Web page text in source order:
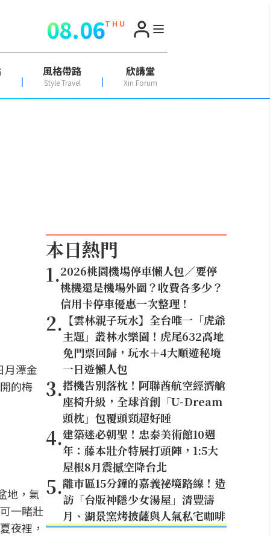
08.06T H U
風格帶路
Style Travel
欣講堂
Xin Forum
月潭金
的梅
地，氣
一睹壯
夜裡，
本日熱門
1.2026桃園機場停車懶人包／要停
桃機還是機場外圍？收費各多少？
信用卡停車優惠一次整理！
2. 【雲林親子玩水】全台唯一「虎爺
主題」叢林水樂園！虎尾632高地
免門票回歸，玩水＋4大順遊秘境
一日遊懶人包
3.搭機告別落枕！阿聯酋航空經濟艙
座椅升級，全球首創「U-Dream
頭枕」包覆頭頸超好睡
4.建築迷必朝聖！忠泰美術館10週
年：藤本壯介特展打頭陣，1:5大
屋根8月震撼空降台北
5.離市區15分鐘的嘉義祕境路線！造
訪「台版神隱少女湯屋」清豐濤
月、湖景窯烤披薩與人氣私宅咖啡